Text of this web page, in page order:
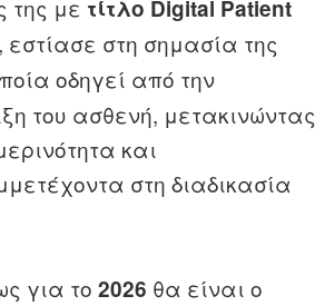
της με τίτλο Digital Patient
, εστίασε στη σημασία της
οδηγεί από την
του ασθενή, μετακινώντας
και
στη διαδικασία
για το2026 θα είναι ο